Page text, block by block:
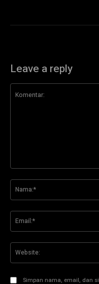
Leave a reply
Simpan nama, email, dan